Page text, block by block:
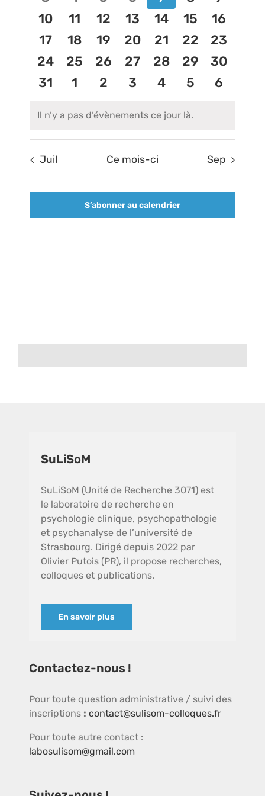
Colloques passés
vues
évènements
évènements
évènements
évènements
évènements
évènements
0
évènements
10
0
évènements
11
0
évènements
12
0
évènements
13
0
évènements
14
0
évènements
15
0
16
0
évènements
17
0
évènements
18
0
évènements
19
0
évènements
20
0
évènements
21
0
évènements
22
0
23
0
évènements
24
0
évènements
25
0
évènements
26
0
évènements
27
0
évènements
28
0
évènements
29
0
30
0
31
0
1
0
2
0
3
0
4
0
5
0
6
Notice
Il n’y a pas d’évènements ce jour là.
Juil Ce mois-ci Sep
S’abonner au calendrier
SuLiSoM
SuLiSoM (Unité de Recherche 3071) est
le laboratoire de recherche en
psychologie clinique, psychopathologie
et psychanalyse de l’université de
Strasbourg. Dirigé depuis 2022 par
Olivier Putois (PR), il propose recherches,
colloques et publications.
En savoir plus
Contactez-nous !
Pour toute question administrative / suivi des
inscriptions : contact@sulisom-colloques.fr
Pour toute autre contact :
labosulisom@gmail.com